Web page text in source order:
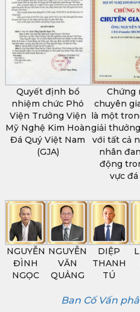
Quyết định bổ
nhiệm chức Phó
Viện Trưởng Viện
Mỹ Nghệ Kim Hoàn
Đá Quý Việt Nam
(GJA)
Chứng
chuyên
là một
giải
với tất cả
nhân
động
vực đá
NGUYỄN
ĐÌNH
NGỌC
NGUYỄN
VĂN
QUẢNG
DIỆP
THANH
TÚ
Ban Cố Vấn